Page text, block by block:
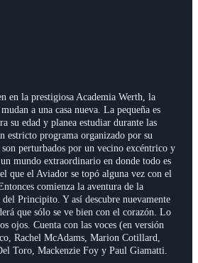
en la prestigiosa Academia Werth, la
a una casa nueva. La pequeña es
su edad y planea estudiar durante las
estricto programa organizado por su
son perturbados por un vecino excéntrico y
mundo extraordinario en donde todo es
que el Aviador se topó alguna vez con el
comienza la aventura de la
Principito. Y así descubre nuevamente
que sólo se ve bien con el corazón. Lo
ojos. Cuenta con las voces (en versión
Rachel McAdams, Marion Cotillard,
Toro, Mackenzie Foy y Paul Giamatti.